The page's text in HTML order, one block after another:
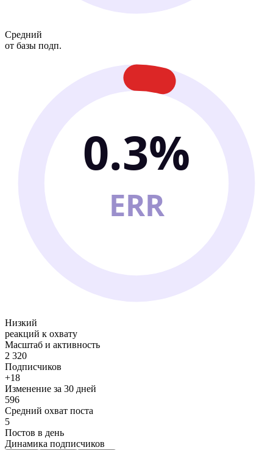
Средний
от базы подп.
0.3%
ERR
Низкий
реакций к охвату
Масштаб и активность
2 320
Подписчиков
+18
Изменение за 30 дней
596
Средний охват поста
5
Постов в день
Динамика подписчиков